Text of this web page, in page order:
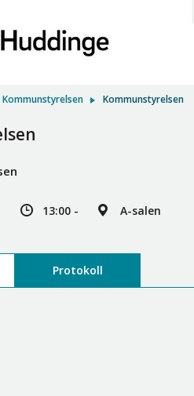
Kommunstyrelsen Kommunstyrelsen
13:00 - A-salen
Protokoll